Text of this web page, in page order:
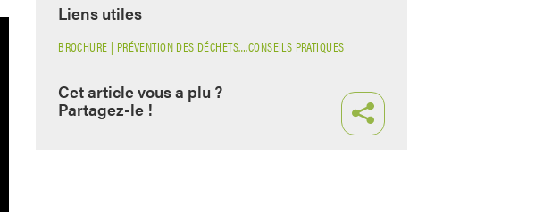
Liens utiles
BROCHURE | PRÉVENTION DES DÉCHETS….CONSEILS PRATIQUES
Cet article vous a plu ?
Partagez-le !